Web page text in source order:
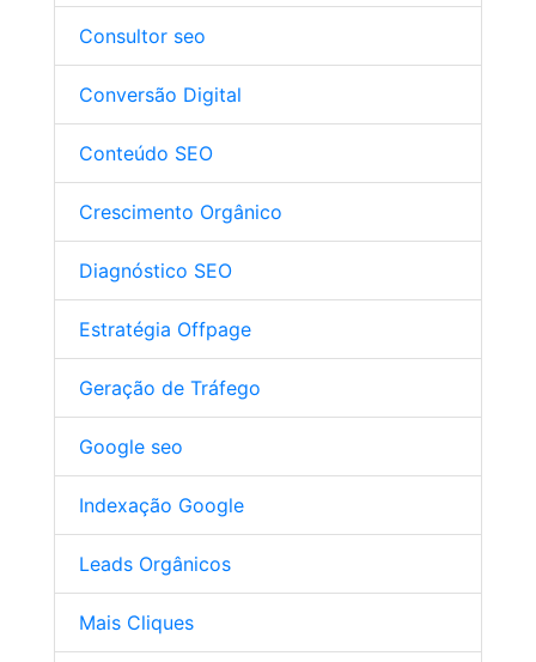
Consultor seo
Conversão Digital
Conteúdo SEO
Crescimento Orgânico
Diagnóstico SEO
Estratégia Offpage
Geração de Tráfego
Google seo
Indexação Google
Leads Orgânicos
Mais Cliques